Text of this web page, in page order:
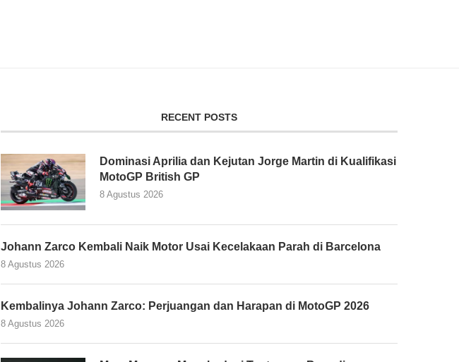
RECENT POSTS
Dominasi Aprilia dan Kejutan Jorge Martin di Kualifikasi
MotoGP British GP
8 Agustus 2026
Johann Zarco Kembali Naik Motor Usai Kecelakaan Parah di Barcelona
8 Agustus 2026
Kembalinya Johann Zarco: Perjuangan dan Harapan di MotoGP 2026
8 Agustus 2026